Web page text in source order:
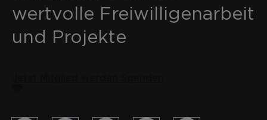
wertvolle Freiwilligenarbeit
und Projekte